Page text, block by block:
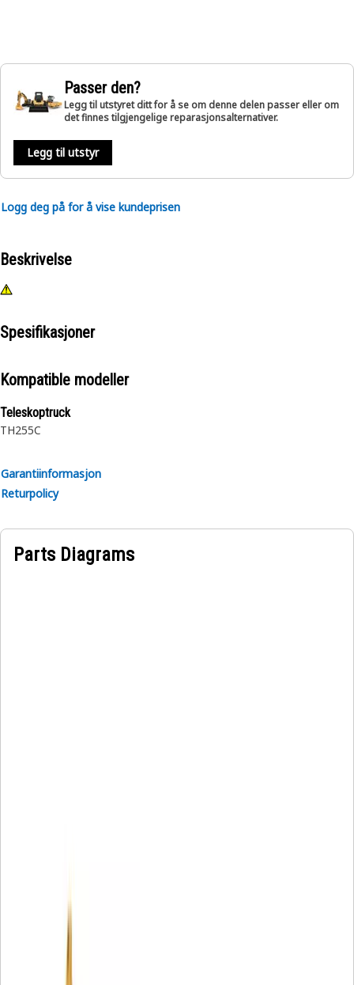
Passer den?
Legg til utstyret ditt for å se om denne delen passer eller om
det finnes tilgjengelige reparasjonsalternativer.
Legg til utstyr
Logg deg på for å vise kundeprisen
Beskrivelse
Spesifikasjoner
Kompatible modeller
Teleskoptruck
TH255C
Garantiinformasjon
Returpolicy
Parts Diagrams